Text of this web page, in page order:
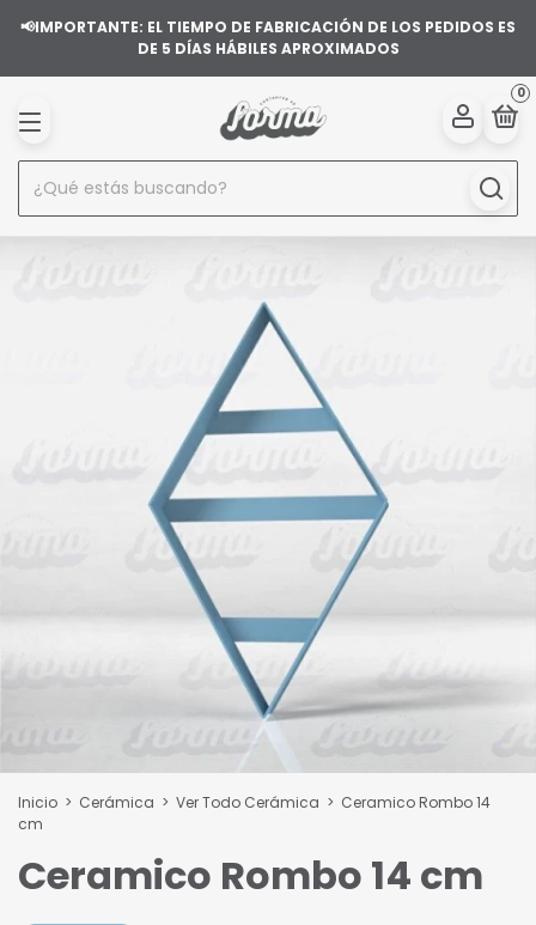
📢IMPORTANTE: EL TIEMPO DE FABRICACIÓN DE LOS PEDIDOS ES
DE 5 DÍAS HÁBILES APROXIMADOS
0
Inicio > Cerámica > Ver Todo Cerámica > Ceramico Rombo 14
cm
Ceramico Rombo 14 cm